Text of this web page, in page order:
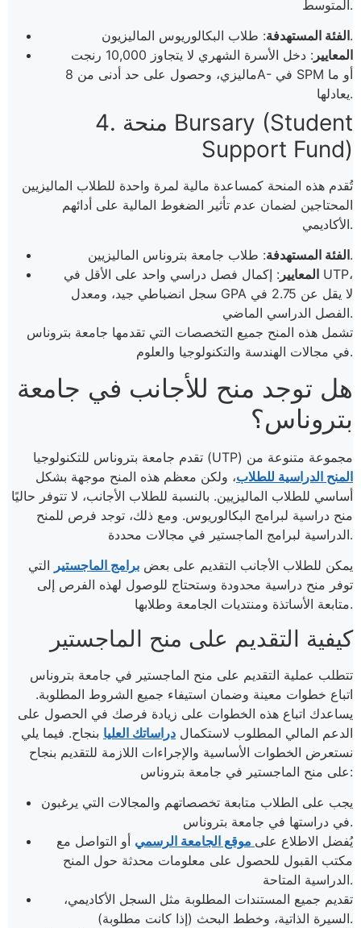
المتوسط.
الفئة المستهدفة: طلاب البكالوريوس الماليزيون.
المعايير
: دخل الأسرة الشهري لا يتجاوز 10,000 رنجت
ماليزي، وحصول على حد أدنى من 8A- في SPM أو ما
يعادلها.
4. منحة Bursary (Student
Support Fund)
تُقدم هذه المنحة كمساعدة مالية لمرة واحدة للطلاب الماليزيين
المحتاجين لضمان عدم تأثير الضغوط المالية على أدائهم
الأكاديمي.
الفئة المستهدفة: طلاب جامعة بتروناس الماليزيين.
المعايير : إكمال فصل دراسي واحد على الأقل في UTP،
سجل انضباطي جيد، ومعدل GPA لا يقل عن 2.75 في
الفصل الدراسي الماضي.
تشمل هذه المنح جميع التخصصات التي تقدمها جامعة بتروناس
في مجالات الهندسة والتكنولوجيا والعلوم.
هل توجد منح للأجانب في جامعة
بتروناس؟
تقدم جامعة بتروناس للتكنولوجيا (UTP) مجموعة متنوعة من
المنح الدراسية للطلاب، ولكن معظم هذه المنح موجهة بشكل
أساسي للطلاب الماليزيين. بالنسبة للطلاب الأجانب، لا تتوفر حاليًا
منح دراسية لبرامج البكالوريوس. ومع ذلك، توجد فرص للمنح
الدراسية لبرامج الماجستير في مجالات محددة.
يمكن للطلاب الأجانب التقديم على بعض برامج الماجستير التي
توفر منح دراسية محدودة وستحتاج للوصول لهذه الفرص إلى
متابعة الأساتذة ومنتديات الجامعة وطلابها.
كيفية التقديم على منح الماجستير
تتطلب عملية التقديم على منح الماجستير في جامعة بتروناس
اتباع خطوات معينة وضمان استيفاء جميع الشروط المطلوبة.
يساعدك اتباع هذه الخطوات على زيادة فرصك في الحصول على
الدعم المالي المطلوب لاستكمال دراساتك العليا بنجاح. فيما يلي
نستعرض الخطوات الأساسية والإجراءات اللازمة للتقديم بنجاح
على منح الماجستير في جامعة بتروناس:
يجب على الطلاب متابعة تخصصاتهم والمجالات التي يرغبون
في دراستها في جامعة بتروناس.
يُفضل الاطلاع على موقع الجامعة الرسمي أو التواصل مع
مكتب القبول للحصول على معلومات محدثة حول المنح
الدراسية المتاحة.
تقديم جميع المستندات المطلوبة مثل السجل الأكاديمي،
السيرة الذاتية، وخطط البحث (إذا كانت مطلوبة).